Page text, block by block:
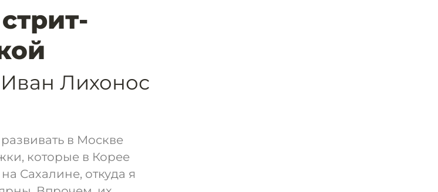
Лихонос
в Москве
которые в Корее
Сахалине, откуда я